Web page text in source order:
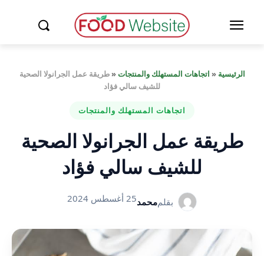
الرئيسية « اتجاهات المستهلك والمنتجات«طريقة عمل الجرانولا الصحية
للشيف سالي فؤاد
اتجاهات المستهلك والمنتجات
طريقة عمل الجرانولا الصحية
للشيف سالي فؤاد
بقلممحمد25 أغسطس 2024